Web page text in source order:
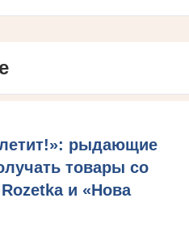
рыдающие
товары со
и «Нова